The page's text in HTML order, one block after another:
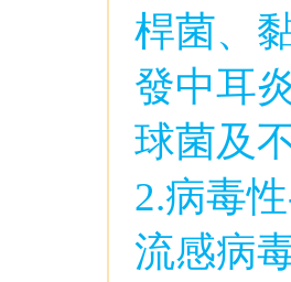
桿菌、
發中耳
球菌及
2.病毒性
流感病